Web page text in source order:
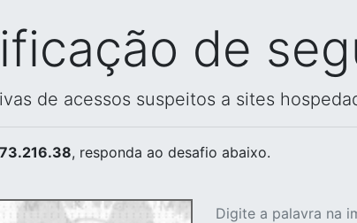
de
de acessos suspeitos a sites
, responda ao desafio abaixo.
Digite a palavra na